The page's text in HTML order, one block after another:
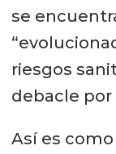
se
riesgos
debacle por
Así es